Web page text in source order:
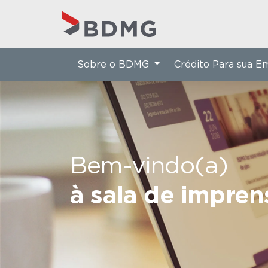
Bem-vindo(a)
à sala de
Sobre o BDMG Crédito Para sua